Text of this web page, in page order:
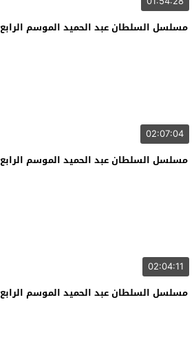
مسلسل السلطان عبد الحميد الموسم الرابع
02:07:04
مسلسل السلطان عبد الحميد الموسم الرابع
02:04:11
مسلسل السلطان عبد الحميد الموسم الرابع